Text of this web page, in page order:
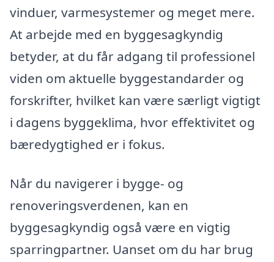
vinduer, varmesystemer og meget mere.
At arbejde med en byggesagkyndig
betyder, at du får adgang til professionel
viden om aktuelle byggestandarder og
forskrifter, hvilket kan være særligt vigtigt
i dagens byggeklima, hvor effektivitet og
bæredygtighed er i fokus.
Når du navigerer i bygge- og
renoveringsverdenen, kan en
byggesagkyndig også være en vigtig
sparringpartner. Uanset om du har brug